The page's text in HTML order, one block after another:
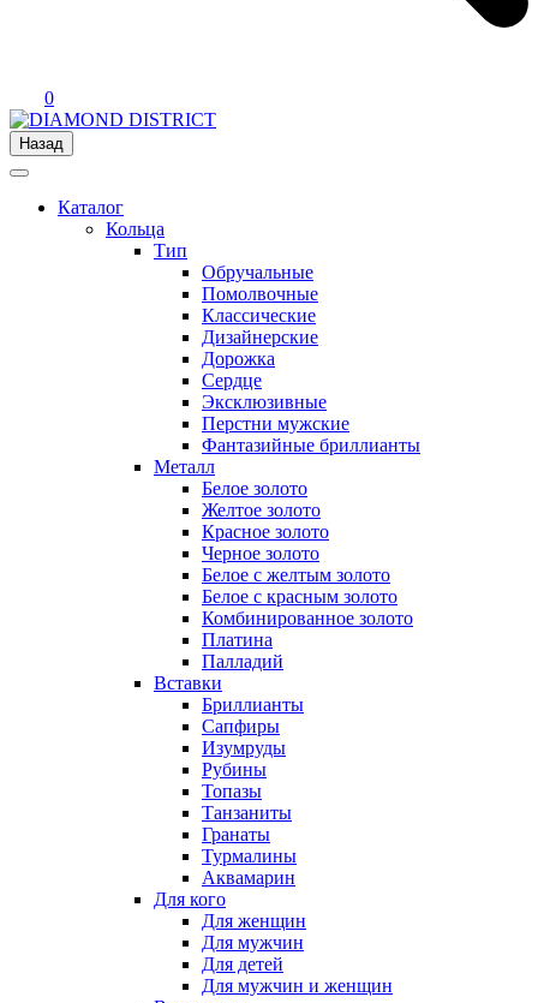
0
Назад
Каталог
Кольца
Тип
Обручальные
Помолвочные
Классические
Дизайнерские
Дорожка
Сердце
Эксклюзивные
Перстни мужские
Фантазийные бриллианты
Металл
Белое золото
Желтое золото
Красное золото
Черное золото
Белое с желтым золото
Белое с красным золото
Комбинированное золото
Платина
Палладий
Вставки
Бриллианты
Сапфиры
Изумруды
Рубины
Топазы
Танзаниты
Гранаты
Турмалины
Аквамарин
Для кого
Для женщин
Для мужчин
Для детей
Для мужчин и женщин